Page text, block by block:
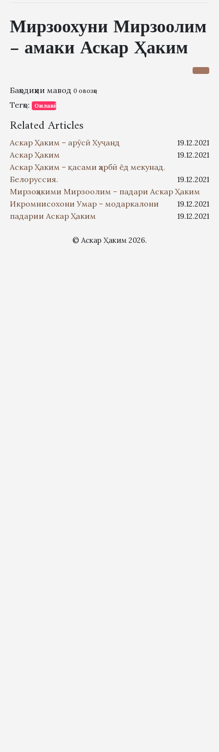
Мирзоохуни Мирзоолим
– амаки Аскар Ҳаким
Баҳодиҳии мавод 0 овозҳо
Тегҳо: Оилавӣ
Related Articles
Аскар Ҳаким – арӯсӣ Хуҷанд 19.12.2021
Аскар Ҳаким 19.12.2021
Аскар Ҳаким – қасами ҳарбӣ ёд мекунад.
Белоруссия.
19.12.2021
Мирзоҳакими Мирзоолим – падари Аскар Ҳаким
19.12.2021
Икромнисохони Умар – модаркалони
падарии Аскар Ҳаким
19.12.2021
© Аскар Ҳаким 2026.